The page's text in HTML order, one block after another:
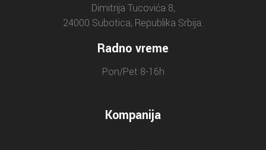
Dimitrija Tucovića 8,
24000 Subotica, Republika Srbija.
Radno vreme
Pon/Pet 8-16h
Kompanija